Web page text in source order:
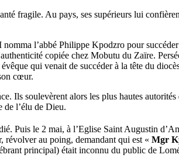
fragile. Au pays, ses supérieurs lui
l’abbé Philippe Kpodzro pour
copiée chez Mobutu du Zaïre.
qui venait de succéder à la tête du
cœur.
Ils soulevèrent alors les plus hautes
de l’élu de Dieu.
Puis le 2 mai, à l’Eglise Saint Augustin
révolver au poing, demandant qui est « Mgr
principal) était inconnu du public de